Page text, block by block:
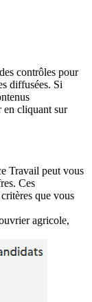
contrôles pour
diffusées. Si
en cliquant sur
Travail peut vous
Ces
que vous
agricole,